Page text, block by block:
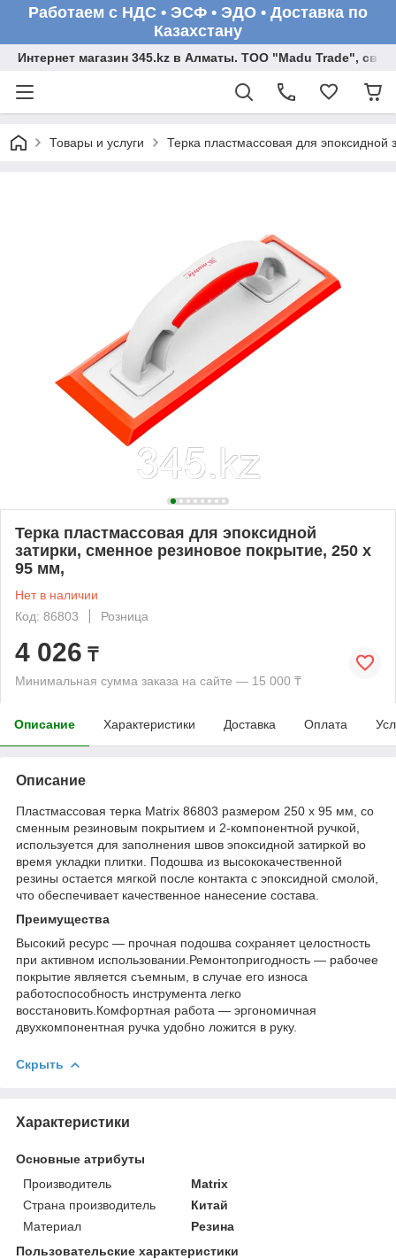
Работаем с НДС • ЭСФ • ЭДО • Доставка по
Казахстану
Интернет магазин 345.kz в Алматы. ТОО "Madu Trade",
Товары и услуги Терка пластмассовая для
Терка пластмассовая для эпоксидной
затирки, сменное резиновое покрытие, 250 x
95 мм,
Нет в наличии
Код: 86803
Розница
4 026 ₸
Минимальная сумма заказа на сайте — 15 000 ₸
Описание Характеристики Доставка Оплата
Описание
Пластмассовая терка Matrix 86803 размером 250 х 95 мм, со
сменным резиновым покрытием и 2-компонентной ручкой,
используется для заполнения швов эпоксидной затиркой во
время укладки плитки. Подошва из высококачественной
резины остается мягкой после контакта с эпоксидной смолой,
что обеспечивает качественное нанесение состава.
Преимущества
Высокий ресурс — прочная подошва сохраняет целостность
при активном использовании.Ремонтопригодность — рабочее
покрытие является съемным, в случае его износа
работоспособность инструмента легко
восстановить.Комфортная работа — эргономичная
двухкомпонентная ручка удобно ложится в руку.
Скрыть
Характеристики
Основные атрибуты
Производитель
Matrix
Страна производитель
Китай
Материал
Резина
Пользовательские характеристики